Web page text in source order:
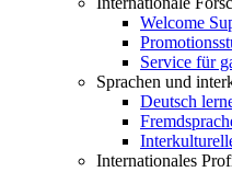
Welcome
Service für
Sprachen und
Deutsch
Internationales